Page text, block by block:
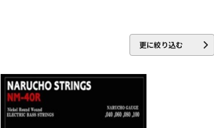
管楽器 その他楽器
更に絞り込む